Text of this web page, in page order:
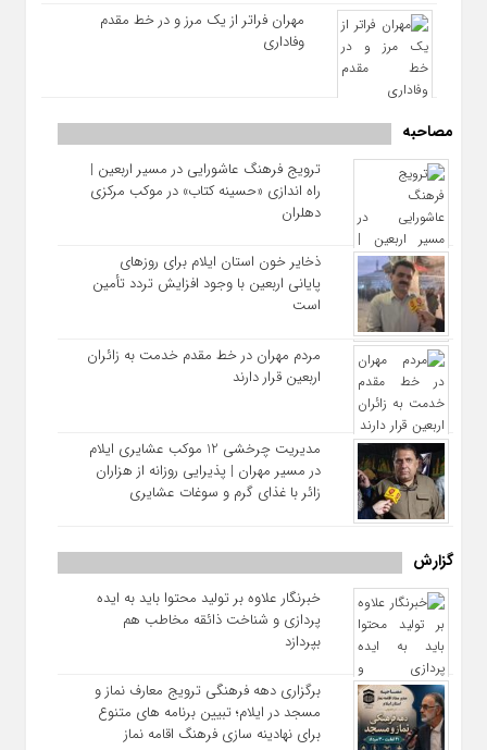
مهران فراتر از یک مرز و در خط مقدم
وفاداری
مصاحبه
ترویج فرهنگ عاشورایی در مسیر اربعین |
راه‌ اندازی «حسینه کتاب» در موکب مرکزی
دهلران
ذخایر خون استان ایلام برای روزهای
پایانی اربعین با وجود افزایش تردد تأمین
است
مردم مهران در خط مقدم خدمت به زائران
اربعین قرار دارند
مدیریت چرخشی 12 موکب‌ عشایری ایلام
در مسیر مهران | پذیرایی روزانه از هزاران
زائر با غذای گرم و سوغات عشایری
گزارش
خبرنگار علاوه بر تولید محتوا باید به ایده‌
پردازی و شناخت ذائقه مخاطب هم
بپردازد
برگزاری دهه فرهنگی ترویج معارف نماز و
مسجد در ایلام؛ تبیین برنامه‌ های متنوع
برای نهادینه‌ سازی فرهنگ اقامه نماز